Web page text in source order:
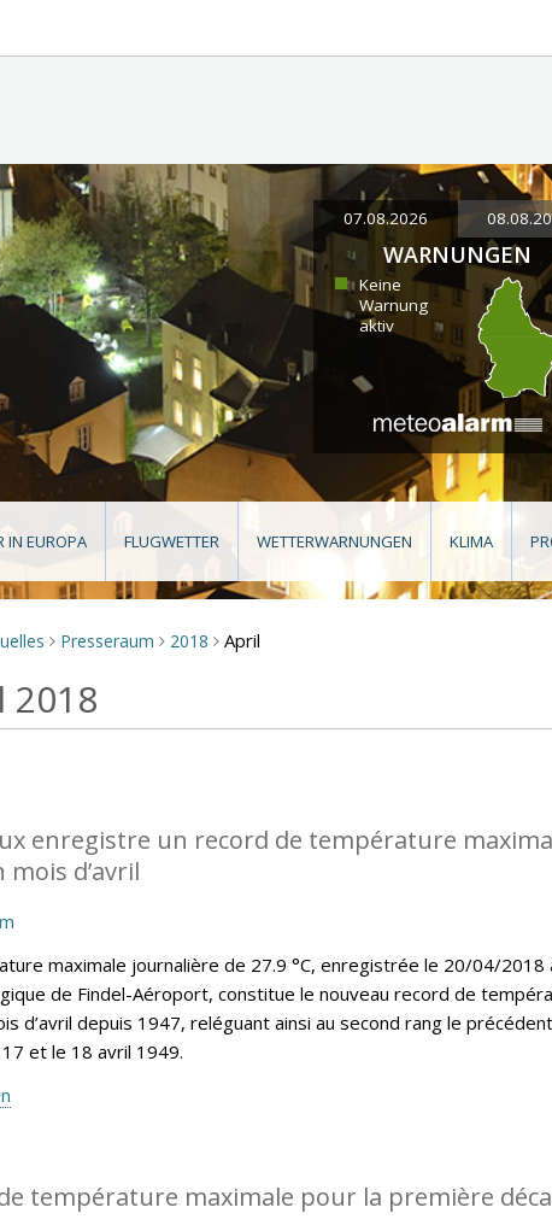
07.08.2026
WARNUNGEN
Keine
Warnung
aktiv
IN EUROPA FLUGWETTER WETTERWARNUNGEN KLIMA
> Presseraum > 2018 > April
2018
enregistre un record de température
d’avril
maximale journalière de 27.9 °C, enregistrée le 20/04/2018
de Findel-Aéroport, constitue le nouveau record de
d’avril depuis 1947, reléguant ainsi au second rang le
et le 18 avril 1949.
température maximale pour la première